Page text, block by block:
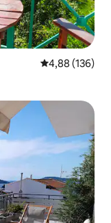
Середня
4,88 (136)